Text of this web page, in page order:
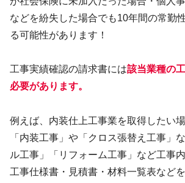
などを紛失した場合でも10年間の常勤
る可能性があります！
工事実績確認の請求書には該当業種の
必要があります。
例えば、内装仕上工事業を取得したい
「内装工事」や「クロス張替え工事」
ル工事」「リフォーム工事」など工事
工事仕様書・見積書・材料一覧表など